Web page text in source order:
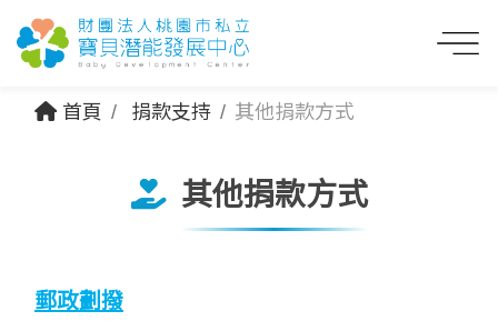
首頁 捐款支持 其他捐款方式
其他捐款方式
郵政劃撥